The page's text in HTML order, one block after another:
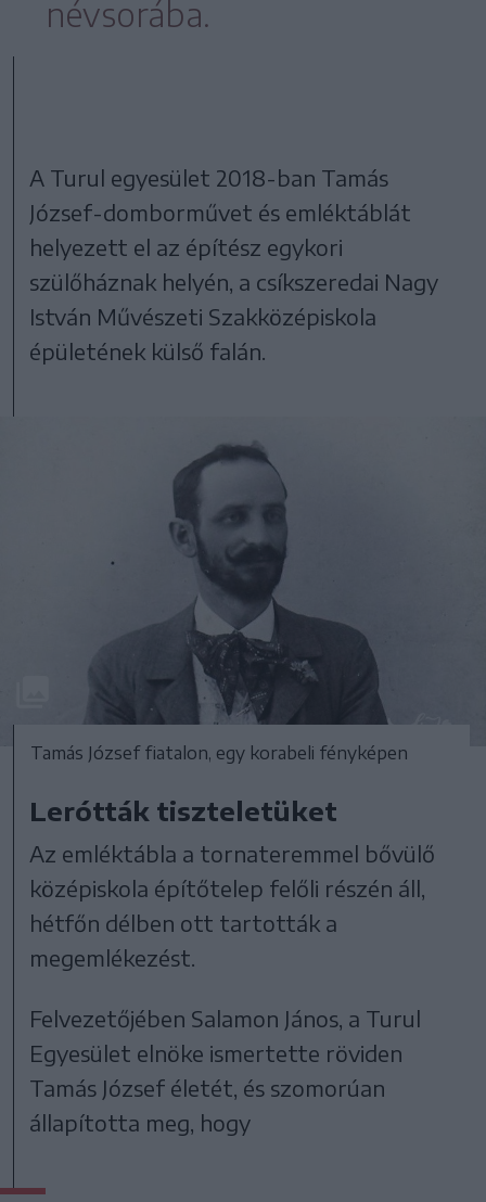
névsorába.
A Turul egyesület 2018-ban Tamás
József-domborművet és emléktáblát
helyezett el az építész egykori
szülőháznak helyén, a csíkszeredai Nagy
István Művészeti Szakközépiskola
épületének külső falán.
Tamás József fiatalon, egy korabeli fényképen
Lerótták tiszteletüket
Az emléktábla a tornateremmel bővülő
középiskola építőtelep felőli részén áll,
hétfőn délben ott tartották a
megemlékezést.
Felvezetőjében Salamon János, a Turul
Egyesület elnöke ismertette röviden
Tamás József életét, és szomorúan
állapította meg, hogy